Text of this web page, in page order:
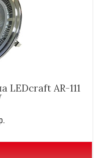
LEDcraft AR-111